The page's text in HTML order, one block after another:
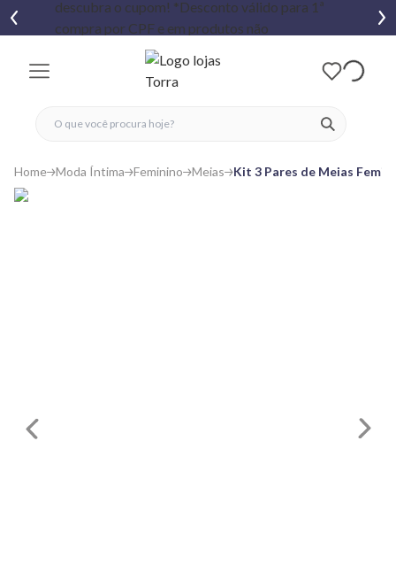
ver
fechar menu
fechar menu
favoritos
Home Moda Íntima Feminino Meias Kit 3 Pares de Meias